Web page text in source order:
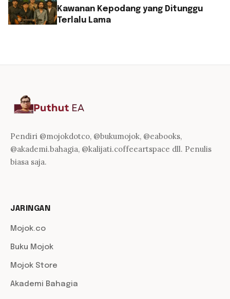
Kawanan Kepodang yang Ditunggu
Terlalu Lama
Pendiri @mojokdotco, @bukumojok, @eabooks,
@akademi.bahagia, @kalijati.coffeeartspace dll. Penulis
biasa saja.
JARINGAN
Mojok.co
Buku Mojok
Mojok Store
Akademi Bahagia